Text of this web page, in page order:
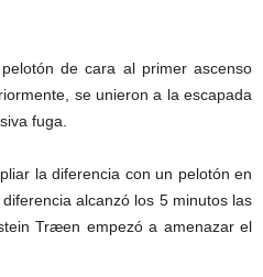
de cara al primer ascenso
se unieron a la escapada
fuga.
la diferencia con un pelotón en
alcanzó los 5 minutos las
Træen empezó a amenazar el